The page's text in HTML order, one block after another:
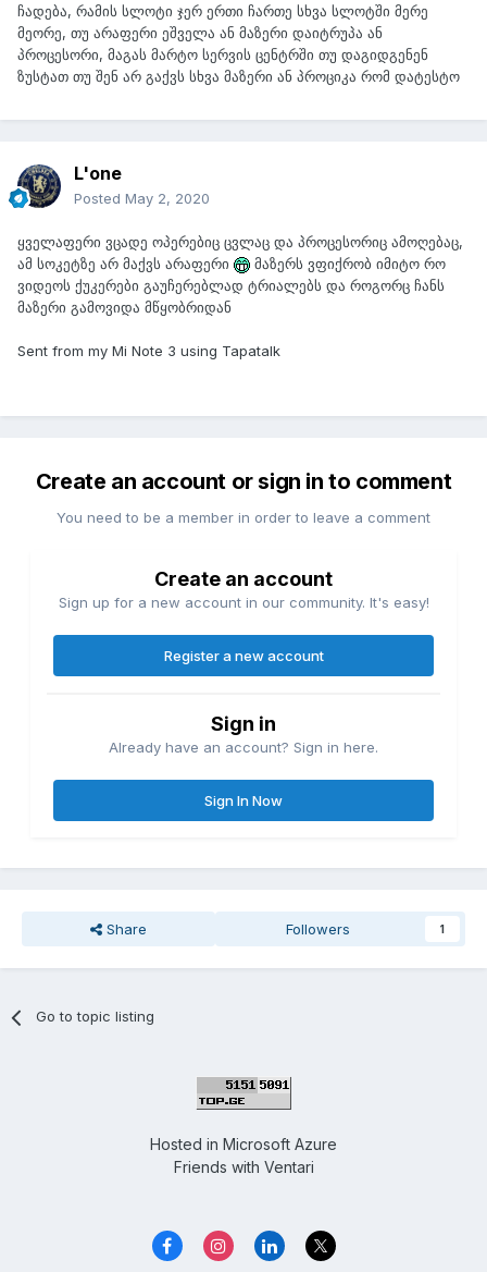
ჩადება, რამის სლოტი ჯერ ერთი ჩართე სხვა სლოტში მერე
მეორე, თუ არაფერი ეშველა ან მაზერი დაიტრუპა ან
პროცესორი, მაგას მარტო სერვის ცენტრში თუ დაგიდგენენ
ზუსტათ თუ შენ არ გაქვს სხვა მაზერი ან პროციკა რომ დატესტო
L'one
Posted May 2, 2020
ყველაფერი ვცადე ოპერებიც ცვლაც და პროცესორიც ამოღებაც,
ამ სოკეტზე არ მაქვს არაფერი
მაზერს ვფიქრობ იმიტო რო
ვიდეოს ქუკერები გაუჩერებლად ტრიალებს და როგორც ჩანს
მაზერი გამოვიდა მწყობრიდან
Sent from my Mi Note 3 using Tapatalk
Create an account or sign in to comment
You need to be a member in order to leave a comment
Create an account
Sign up for a new account in our community. It's easy!
Register a new account
Sign in
Already have an account? Sign in here.
Sign In Now
Share Followers 1
Go to topic listing
Hosted in Microsoft Azure
Friends with Ventari